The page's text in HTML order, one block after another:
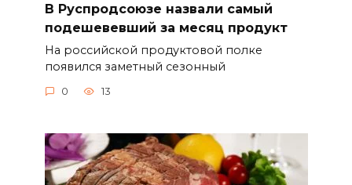
В Руспродсоюзе назвали самый
подешевевший за месяц продукт
На российской продуктовой полке
появился заметный сезонный
0 13